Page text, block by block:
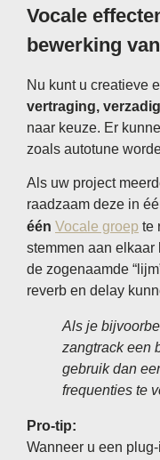
Vocale
bewerking
Nu kunt u creatieve
vertraging,
naar keuze. Er
zoals autotune
Als uw project
raadzaam deze in
één Vocale groep te
stemmen aan elkaar
de zogenaamde
reverb en delay
Als je
zangtrack een
gebruik dan
frequenties te
Pro-tip:
Wanneer u een